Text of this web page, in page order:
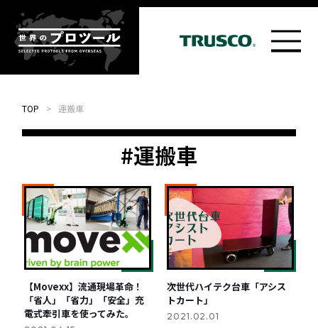
TOP > 運搬車
#運搬車
【Movexx】流通現場革命！
「省人」「省力」「安全」充
電式牽引車を使ってみた。
次世代ハイテク台車「アシス
トカート」
2021.02.01